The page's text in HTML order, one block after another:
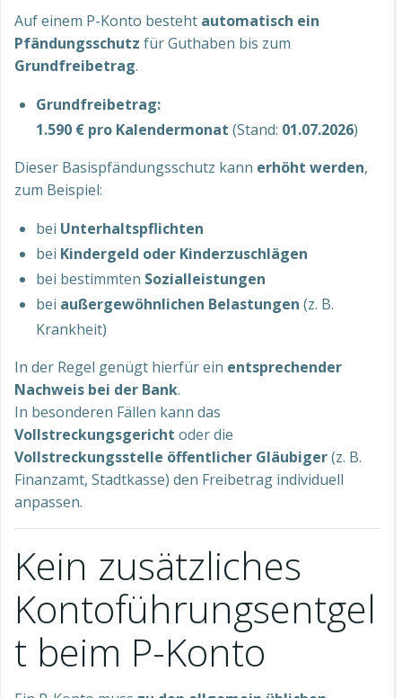
Auf einem P-Konto besteht automatisch ein
Pfändungsschutz für Guthaben bis zum
Grundfreibetrag.
Grundfreibetrag:
1.590 € pro Kalendermonat (Stand: 01.07.2026)
Dieser Basispfändungsschutz kann erhöht werden,
zum Beispiel:
bei Unterhaltspflichten
bei Kindergeld oder Kinderzuschlägen
bei bestimmten Sozialleistungen
bei außergewöhnlichen Belastungen (z. B.
Krankheit)
In der Regel genügt hierfür ein entsprechender
Nachweis bei der Bank.
In besonderen Fällen kann das
Vollstreckungsgericht oder die
Vollstreckungsstelle öffentlicher Gläubiger(z. B.
Finanzamt, Stadtkasse) den Freibetrag individuell
anpassen.
Kein zusätzliches
Kontoführungsentgel
t beim P-Konto